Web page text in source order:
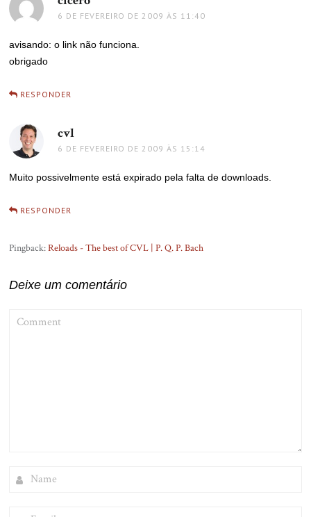
6 DE FEVEREIRO DE 2009 ÀS 11:40
avisando: o link não funciona.
obrigado
RESPONDER
cvl
6 DE FEVEREIRO DE 2009 ÀS 15:14
Muito possivelmente está expirado pela falta de downloads.
RESPONDER
Pingback:Reloads - The best of CVL | P. Q. P. Bach
Deixe um comentário